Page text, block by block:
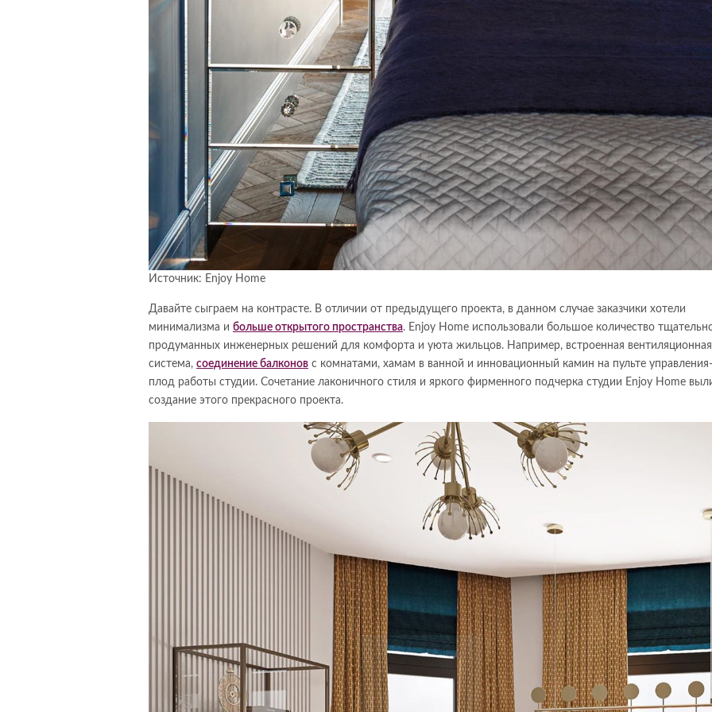
Источник: Enjoy Home
Давайте сыграем на контрасте. В отличии от предыдущего проекта, в данном случае заказчики хотели
минимализма и больше открытого пространства. Enjoy Home использовали большое количество
продуманных инженерных решений для комфорта и уюта жильцов. Например, встроенная вентиляционная
система, соединение балконов с комнатами, хамам в ванной и инновационный камин на пульте
плод работы студии. Сочетание лаконичного стиля и яркого фирменного подчерка студии Enjoy Home
создание этого прекрасного проекта.